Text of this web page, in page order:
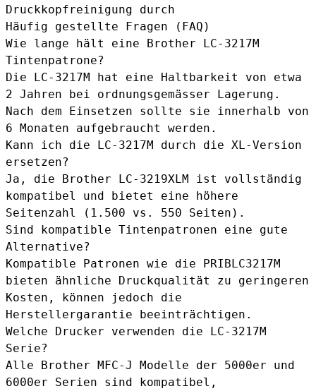
Druckkopfreinigung durch
Häufig gestellte Fragen (FAQ)
Wie lange hält eine Brother LC-3217M
Tintenpatrone?
Die LC-3217M hat eine Haltbarkeit von etwa
2 Jahren bei ordnungsgemässer Lagerung.
Nach dem Einsetzen sollte sie innerhalb von
6 Monaten aufgebraucht werden.
Kann ich die LC-3217M durch die XL-Version
ersetzen?
Ja, die Brother LC-3219XLM ist vollständig
kompatibel und bietet eine höhere
Seitenzahl (1.500 vs. 550 Seiten).
Sind kompatible Tintenpatronen eine gute
Alternative?
Kompatible Patronen wie die PRIBLC3217M
bieten ähnliche Druckqualität zu geringeren
Kosten, können jedoch die
Herstellergarantie beeinträchtigen.
Welche Drucker verwenden die LC-3217M
Serie?
Alle Brother MFC-J Modelle der 5000er und
6000er Serien sind kompatibel,